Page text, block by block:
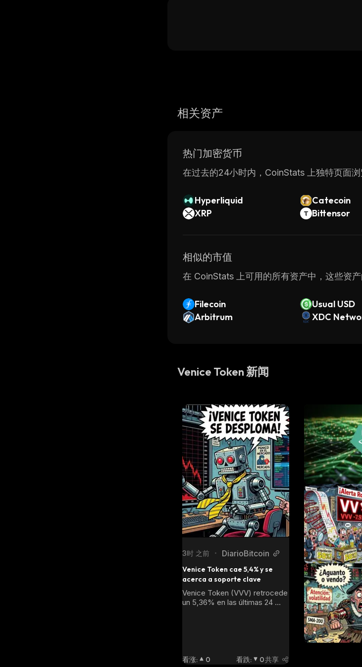
相关资产
热门加密货币
在过去的24小时内，CoinStats 上独特页面浏
Hyperliquid Catecoin
XRP
Bittensor
相似的市值
在 CoinStats 上可用的所有资产中，这些资
Filecoin Usual USD
Arbitrum
XDC
Venice Token 新闻
3时 之前 • DiarioBitcoin
Venice Token cae 5,4% y se
acerca a soporte clave
Venice Token (VVV) retrocede
un 5,36% en las últimas 24
diario reducido, el token se
看涨: 0 看跌: 0共享